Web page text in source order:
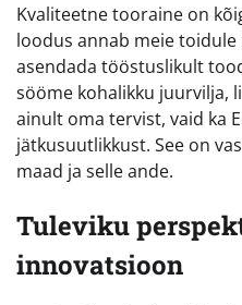
Kvaliteetne tooraine on
loodus annab meie toidule
asendada tööstuslikult
sööme kohalikku juurvilja,
ainult oma tervist, vaid ka
jätkusuutlikkust. See on
maad ja selle ande.
Tuleviku
innovatsioon